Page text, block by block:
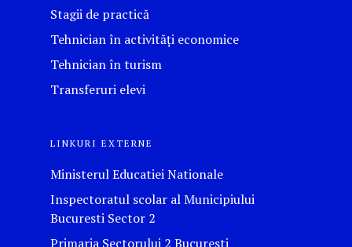
Stagii de practică
Tehnician în activități economice
Tehnician în turism
Transferuri elevi
LINKURI EXTERNE
Ministerul Educatiei Nationale
Inspectoratul scolar al Municipiului
Bucuresti Sector 2
Primaria Sectorului 2 Bucuresti